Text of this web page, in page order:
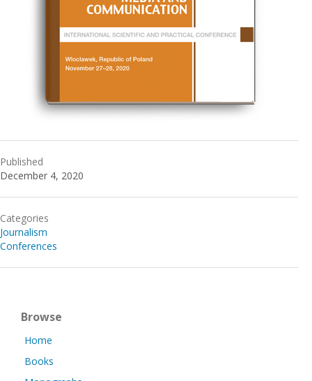
Published
December 4, 2020
Categories
Journalism
Conferences
Browse
Home
Books